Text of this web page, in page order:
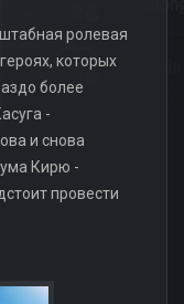
ролевая
которых
более
-
и снова
Кирю -
провести